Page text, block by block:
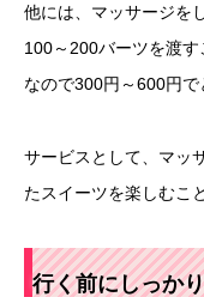
他には、マッサージを
100～200バーツを渡
なので300円～600円で
サービスとして、マッ
たスイーツを楽しむこ
行く前にしっか